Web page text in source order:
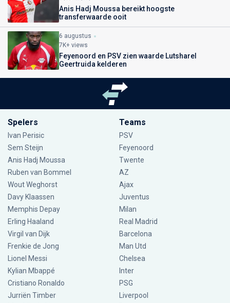
Anis Hadj Moussa bereikt hoogste
transferwaarde ooit
6 augustus
7K+ views
Feyenoord en PSV zien waarde Lutsharel
Geertruida kelderen
Spelers
Ivan Perisic
Sem Steijn
Anis Hadj Moussa
Ruben van Bommel
Wout Weghorst
Davy Klaassen
Memphis Depay
Erling Haaland
Virgil van Dijk
Frenkie de Jong
Lionel Messi
Kylian Mbappé
Cristiano Ronaldo
Jurriën Timber
Teams
PSV
Feyenoord
Twente
AZ
Ajax
Juventus
Milan
Real Madrid
Barcelona
Man Utd
Chelsea
Inter
PSG
Liverpool